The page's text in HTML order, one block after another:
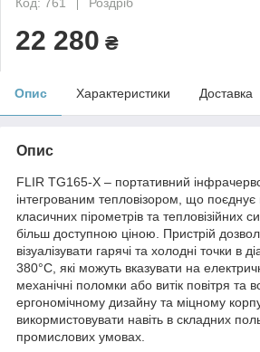
22 280 ₴
Опис Характеристики Доставка
Опис
FLIR TG165-X – портативний
інтегрованим тепловізором, що поєднує
класичних пірометрів та тепловізійних
більш доступною ціною. Пристрій
візуалізувати гарячі та холодні точки в
380°C, які можуть вказувати на
механічні поломки або витік повітря та
ергономічному дизайну та міцному
викормистовувати навіть в складних
промислових умовах.